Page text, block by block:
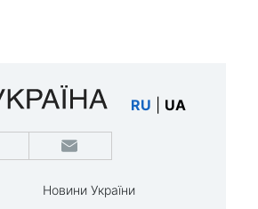
RU UA
Новини України